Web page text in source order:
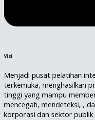
Visi
Menjadi pusat pelatihan
terkemuka, menghasilkan
tinggi yang mampu
mencegah, mendeteksi, ,
korporasi dan sektor publik